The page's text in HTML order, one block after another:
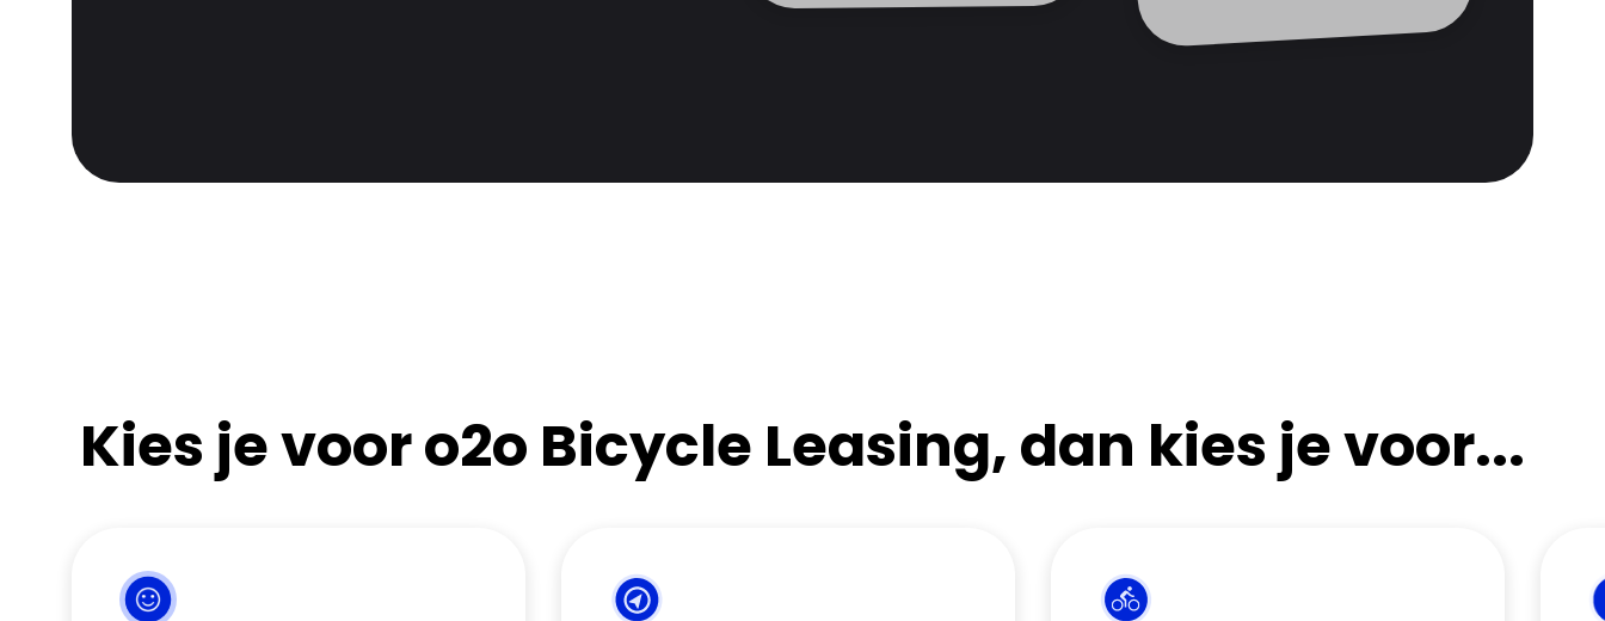
Kies je voor o2o Bicycle Leasing, dan kies je voor...